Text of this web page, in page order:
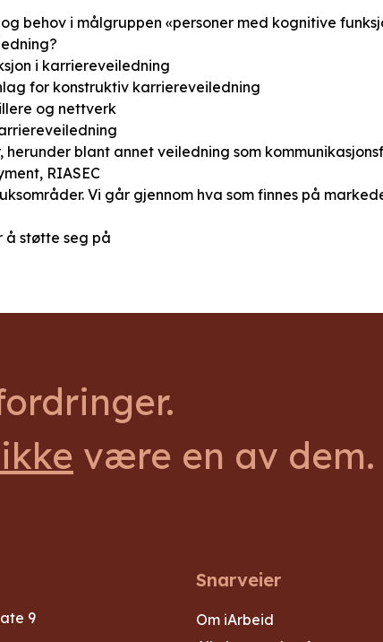
behov i målgruppen «personer med kognitive
i karriereveiledning
for konstruktiv karriereveiledning
og nettverk
blant annet veiledning som
RIASEC
Vi går gjennom hva som finnes på
å støtte seg på
være en av dem.
9
Snarveier
Om iArbeid